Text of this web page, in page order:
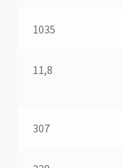
1035
11,8
307